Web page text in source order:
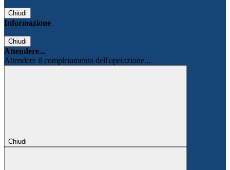
Chiudi
Informazione
Chiudi
Attendere...
Attendere il completamento dell'operazione...
Chiudi